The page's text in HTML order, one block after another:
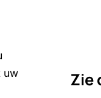
uw
Zie